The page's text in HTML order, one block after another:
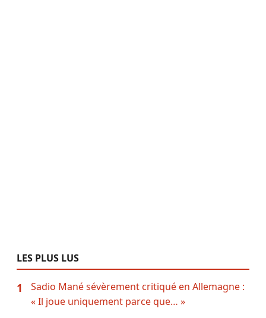
LES PLUS LUS
1
Sadio Mané sévèrement critiqué en Allemagne :
« Il joue uniquement parce que… »